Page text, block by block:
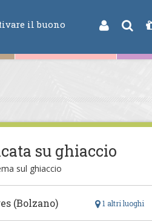
il buono
su ghiaccio
sul ghiaccio
1 altri luoghi
(Bolzano)